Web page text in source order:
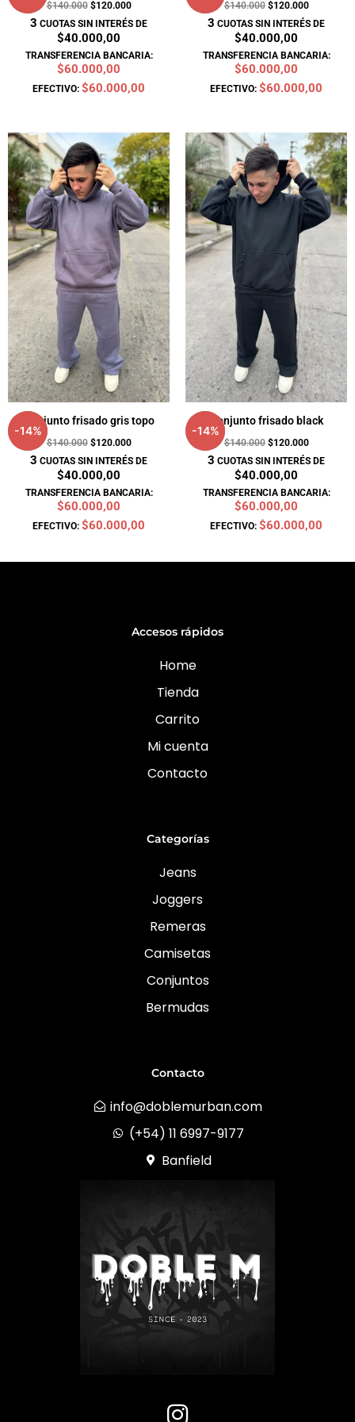
$140.000 $120.000
3 CUOTAS SIN INTERÉS DE
$40.000,00
TRANSFERENCIA BANCARIA:
$60.000,00
EFECTIVO: $60.000,00
$140.000 $120.000
3 CUOTAS SIN INTERÉS DE
$40.000,00
TRANSFERENCIA BANCARIA:
$60.000,00
EFECTIVO: $60.000,00
-14%
Conjunto frisado gris topo
$140.000
precio
original
era:
$140.000.
$120.000
El
precio
actual
es:
$120.000.
3 CUOTAS SIN INTERÉS DE
$40.000,00
TRANSFERENCIA BANCARIA:
$60.000,00
EFECTIVO: $60.000,00
-14%
Conjunto frisado black
$140.000
El
precio
original
era:
$140.000.
$120.000
El
precio
actual
es:
$120.000.
3 CUOTAS SIN INTERÉS DE
$40.000,00
TRANSFERENCIA BANCARIA:
$60.000,00
EFECTIVO: $60.000,00
Accesos rápidos
Home
Tienda
Carrito
Mi cuenta
Contacto
Categorías
Jeans
Joggers
Remeras
Camisetas
Conjuntos
Bermudas
Contacto
info@doblemurban.com
(+54) 11 6997-9177
Banfield
I